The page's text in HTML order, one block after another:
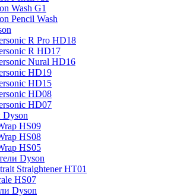
Wash G1
Pencil Wash
R Pro HD18
R HD17
Nural HD16
HD19
HD15
HD08
HD07
Dyson
HS09
HS08
HS05
Dyson
Straightener HT01
HS07
Dyson